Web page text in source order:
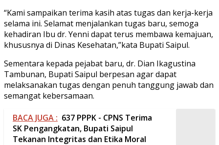
“Kami sampaikan terima kasih atas tugas dan kerja-kerja
selama ini. Selamat menjalankan tugas baru, semoga
kehadiran Ibu dr. Yenni dapat terus membawa kemajuan,
khususnya di Dinas Kesehatan,”kata Bupati Saipul.
Sementara kepada pejabat baru, dr. Dian Ikagustina
Tambunan, Bupati Saipul berpesan agar dapat
melaksanakan tugas dengan penuh tanggung jawab dan
semangat kebersamaan.
BACA JUGA : 637 PPPK - CPNS Terima
SK Pengangkatan, Bupati Saipul
Tekanan Integritas dan Etika Moral